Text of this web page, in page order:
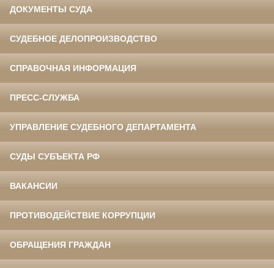
ДОКУМЕНТЫ СУДА
СУДЕБНОЕ ДЕЛОПРОИЗВОДСТВО
СПРАВОЧНАЯ ИНФОРМАЦИЯ
ПРЕСС-СЛУЖБА
УПРАВЛЕНИЕ СУДЕБНОГО ДЕПАРТАМЕНТА
СУДЫ СУБЪЕКТА РФ
ВАКАНСИИ
ПРОТИВОДЕЙСТВИЕ КОРРУПЦИИ
ОБРАЩЕНИЯ ГРАЖДАН